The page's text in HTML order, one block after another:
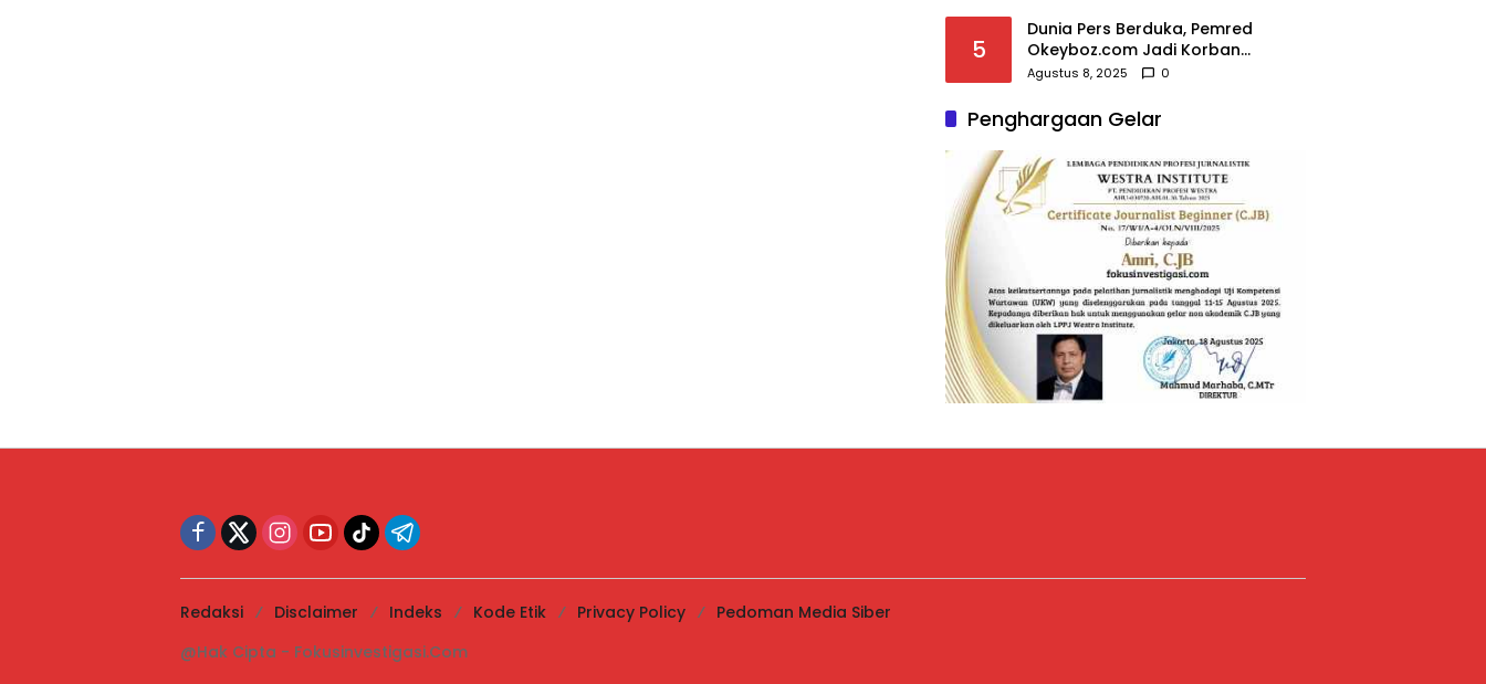
5
Dunia Pers Berduka, Pemred
Okeyboz.com Jadi Korban
Pembunuhan Brutal
Agustus 8, 2025 0
Penghargaan Gelar
Redaksi Disclaimer Indeks Kode Etik Privacy Policy
Pedoman Media Siber
@Hak Cipta - Fokusinvestigasi.Com